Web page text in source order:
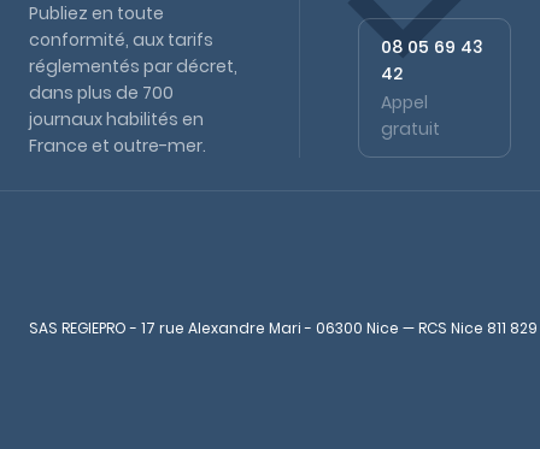
Publiez en toute
conformité, aux tarifs
réglementés par décret,
dans plus de 700
journaux habilités en
France et outre-mer.
08 05 69 43
42
Appel
gratuit
SAS REGIEPRO - 17 rue Alexandre Mari - 06300 Nice — RCS Nice 811